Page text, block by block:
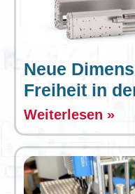
Neue
Freiheit in
Weiterlesen »